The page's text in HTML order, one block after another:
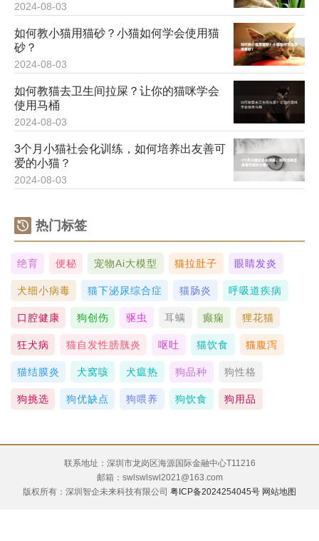
2024-08-03
如何教小猫用猫砂？小猫如何学会使用猫
砂？
2024-08-03
如何教猫去卫生间拉屎？让你的猫咪学会
使用马桶
2024-08-03
3个月小猫社会化训练，如何培养出友善可
爱的小猫？
2024-08-03
热门标签
绝育 便秘 宠物ai大模型 猫拉肚子 眼睛发炎
犬细小病毒 猫下泌尿综合症 猫肠炎 呼吸道疾病
口腔健康 狗创伤 驱虫 耳螨 癫痫 狸花猫
狂犬病 猫自发性膀胱炎 呕吐 猫饮食 猫腹泻
猫结膜炎 犬窝咳 犬瘟热 狗品种 狗性格
狗挑选 狗优缺点 狗喂养 狗饮食 狗用品
联系地址：深圳市龙岗区海源国际金融中心T11216
邮箱：swlswlswl2021@163.com
版权所有：深圳智企未来科技有限公司 粤ICP备2024254045号 网站地图